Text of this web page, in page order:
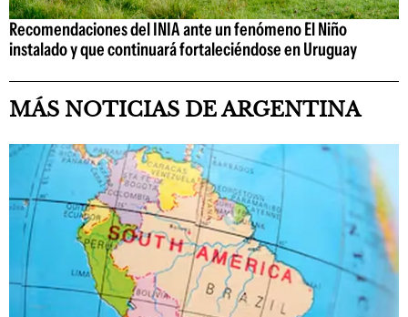
Recomendaciones del INIA ante un fenómeno El Niño
instalado y que continuará fortaleciéndose en Uruguay
MÁS NOTICIAS DE ARGENTINA